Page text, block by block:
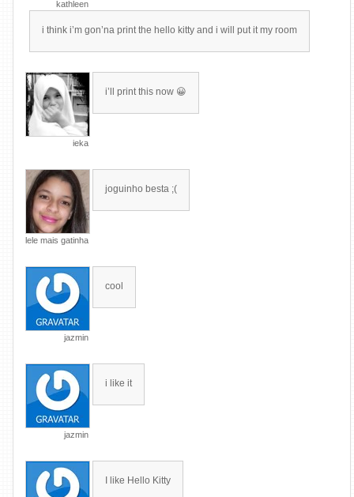
kathleen
i think i’m gon’na print the hello kitty and i will put it my room
ieka
i’ll print this now 😀
lele mais gatinha
joguinho besta ;(
jazmin
cool
jazmin
i like it
I like Hello Kitty